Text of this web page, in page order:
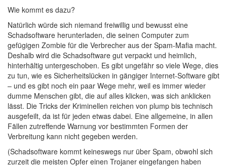
Wie kommt es dazu?
Natürlich würde sich niemand freiwillig und bewusst eine
Schadsoftware herunterladen, die seinen Computer zum
gefügigen Zombie für die Verbrecher aus der Spam-Mafia macht.
Deshalb wird die Schadsoftware gut verpackt und heimlich,
hinterhältig untergeschoben. Es gibt ungefähr so viele Wege, dies
zu tun, wie es Sicherheitslücken in gängiger Internet-Software gibt
– und es gibt noch ein paar Wege mehr, weil es immer wieder
dumme Menschen gibt, die auf alles klicken, was sich anklicken
lässt. Die Tricks der Kriminellen reichen von plump bis technisch
ausgefeilt, da ist für jeden etwas dabei. Eine allgemeine, in allen
Fällen zutreffende Warnung vor bestimmten Formen der
Verbreitung kann nicht gegeben werden.
(Schadsoftware kommt keineswegs nur über Spam, obwohl sich
zurzeit die meisten Opfer einen Trojaner eingefangen haben